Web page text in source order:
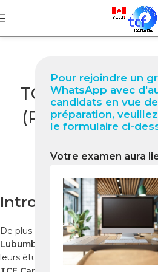
Pour rejoindre un
WhatsApp avec
candidats en vue
préparation,
le formulaire ci-
Votre examen aura
BLOG
TCF Canada à
(RDC) Guide
NabilOn novembre
Introduction
De plus en plus d’étudiants,
Lubumbashi
envisagent leCanada
leurs études, leur carrière ou leur